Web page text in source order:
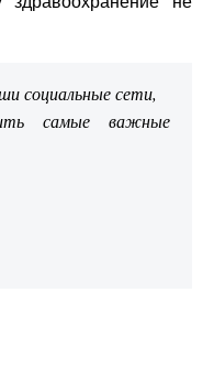
социальные сети,
самые важные